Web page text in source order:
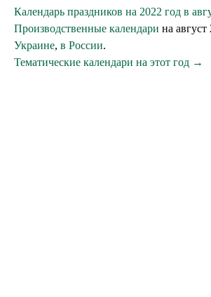
Календарь праздников на 2022 год в
Производственные календари на август
Украине, в России.
Тематические календари на этот год →